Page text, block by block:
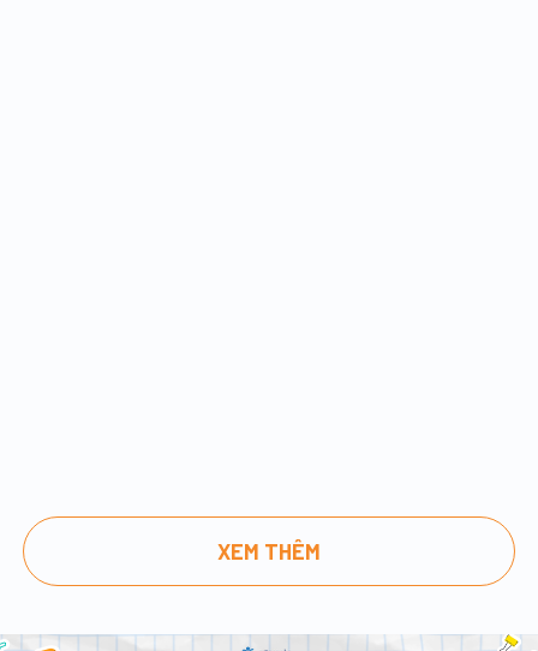
XEM THÊM